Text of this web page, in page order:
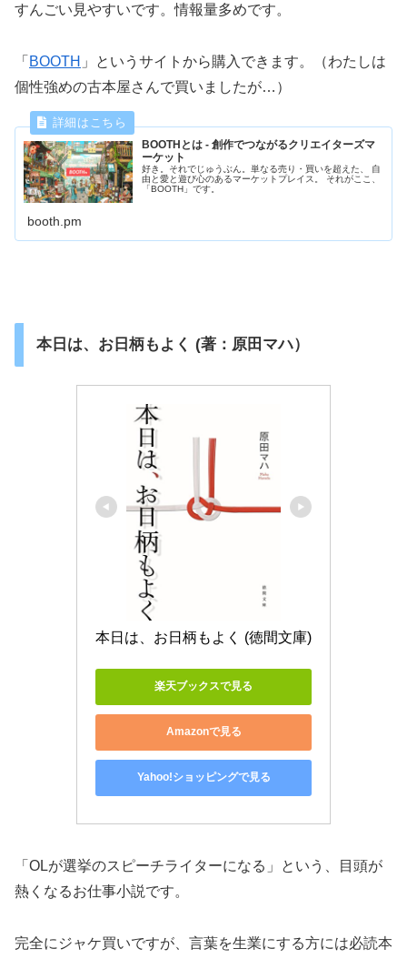
すんごい見やすいです。情報量多めです。
「 BOOTH 」というサイトから購入できます。（わたしは
個性強めの古本屋さんで買いましたが…）
BOOTHとは - 創作でつながるクリエイターズマ
ーケット
好き。それでじゅうぶん。単なる売り・買いを超えた、 自
由と愛と遊び心のあるマーケットプレイス。 それがここ、
「BOOTH」です。
booth.pm
本日は、お日柄もよく (著：原田マハ）
本日は、お日柄もよく (徳間文庫)
楽天ブックスで見る
Amazonで見る
Yahoo!ショッピングで見る
「OLが選挙のスピーチライターになる」という、目頭が
熱くなるお仕事小説です。
完全にジャケ買いですが、言葉を生業にする方には必読本